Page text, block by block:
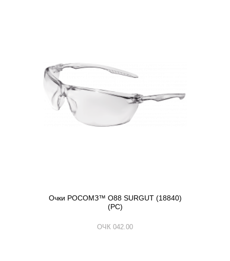
Очки РОСОМЗ™ О88 SURGUT (18840)
(РС)
ОЧК 042.00